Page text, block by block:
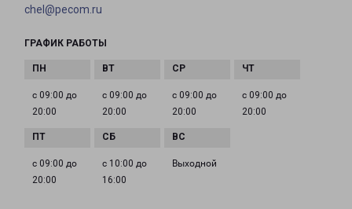
chel@pecom.ru
ГРАФИК РАБОТЫ
с 09:00 до
20:00
с 09:00 до
20:00
с 09:00 до
20:00
с 09:00 до
20:00
с 09:00 до
20:00
с 10:00 до
16:00
Выходной